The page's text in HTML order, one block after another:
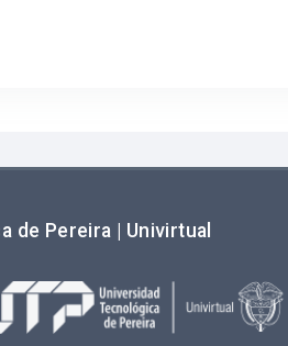
de Pereira | Univirtual